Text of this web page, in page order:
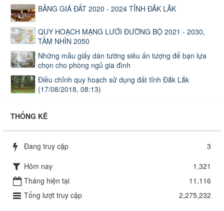
BẢNG GIÁ ĐẤT 2020 - 2024 TỈNH ĐĂK LĂK
QUY HOẠCH MẠNG LƯỚI ĐƯỜNG BỘ 2021 - 2030,
TẦM NHÌN 2050
Những mẫu giấy dán tường siêu ấn tượng để bạn lựa
chọn cho phòng ngủ gia đình
Điều chỉnh quy hoạch sử dụng đất tỉnh Đắk Lắk
(17/08/2018, 08:13)
THỐNG KÊ
Đang truy cập
3
Hôm nay
1,321
Tháng hiện tại
11,116
Tổng lượt truy cập
2,275,232